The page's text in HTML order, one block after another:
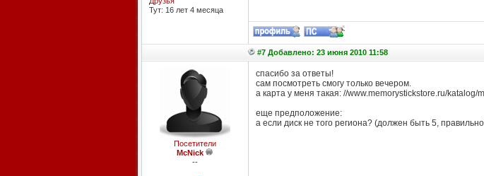
Тут: 16 лет 4 месяцa
#7 Добавлено: 23 июня 2010 11:58
Посетители
McNick
--
спасибо за ответы!
сам посмотреть смогу только вечером.
а карта у меня такая: //www.memorystickstore.ru/katalog/
еще предположение:
а если диск не того региона? (должен быть 5,